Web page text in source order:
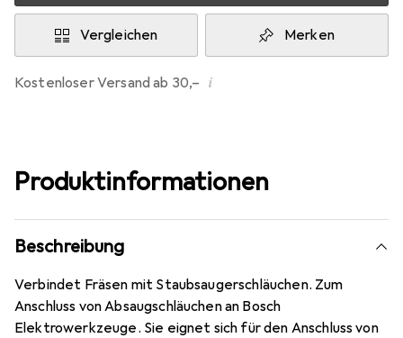
Vergleichen Merken
Kostenloser Versand ab 30,– i
Produktinformationen
Beschreibung
Verbindet Fräsen mit Staubsaugerschläuchen. Zum
Anschluss von Absaugschläuchen an Bosch
Elektrowerkzeuge. Sie eignet sich für den Anschluss von